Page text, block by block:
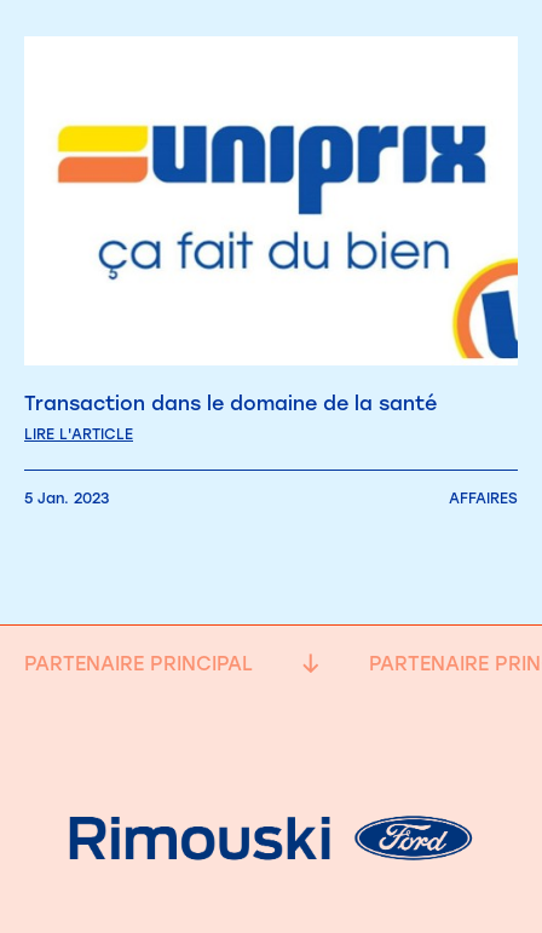
Transaction dans le domaine de la santé
LIRE L'ARTICLE
5 Jan. 2023 AFFAIRES
PARTENAIRE PRINCIPAL PARTENAIRE